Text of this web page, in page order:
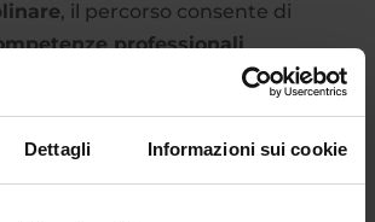
Dettagli Informazioni sui cookie
, il percorso consente di
professionali
ricoprire ruoli tecnico-
coordinate da specialisti, in